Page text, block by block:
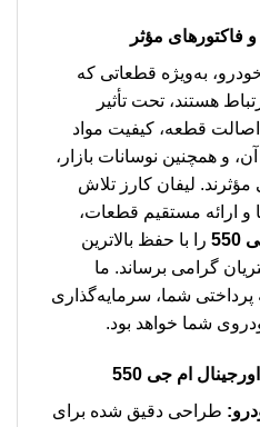
و فاکتورهای مؤثر
به‌ویژه قطعاتی که
هستند، تحت تأثیر
قطعه، کیفیت مواد
و همچنین نوسانات بازار،
مؤثرند. لیفان کارز تلاش
ارائه مستقیم قطعات،
را با حفظ بالاترین
گرامی برساند. ما
پرداختی شما، سرمایه‌گذاری
شما خواهد بود.
ام جی 550
طراحی دقیق شده برای